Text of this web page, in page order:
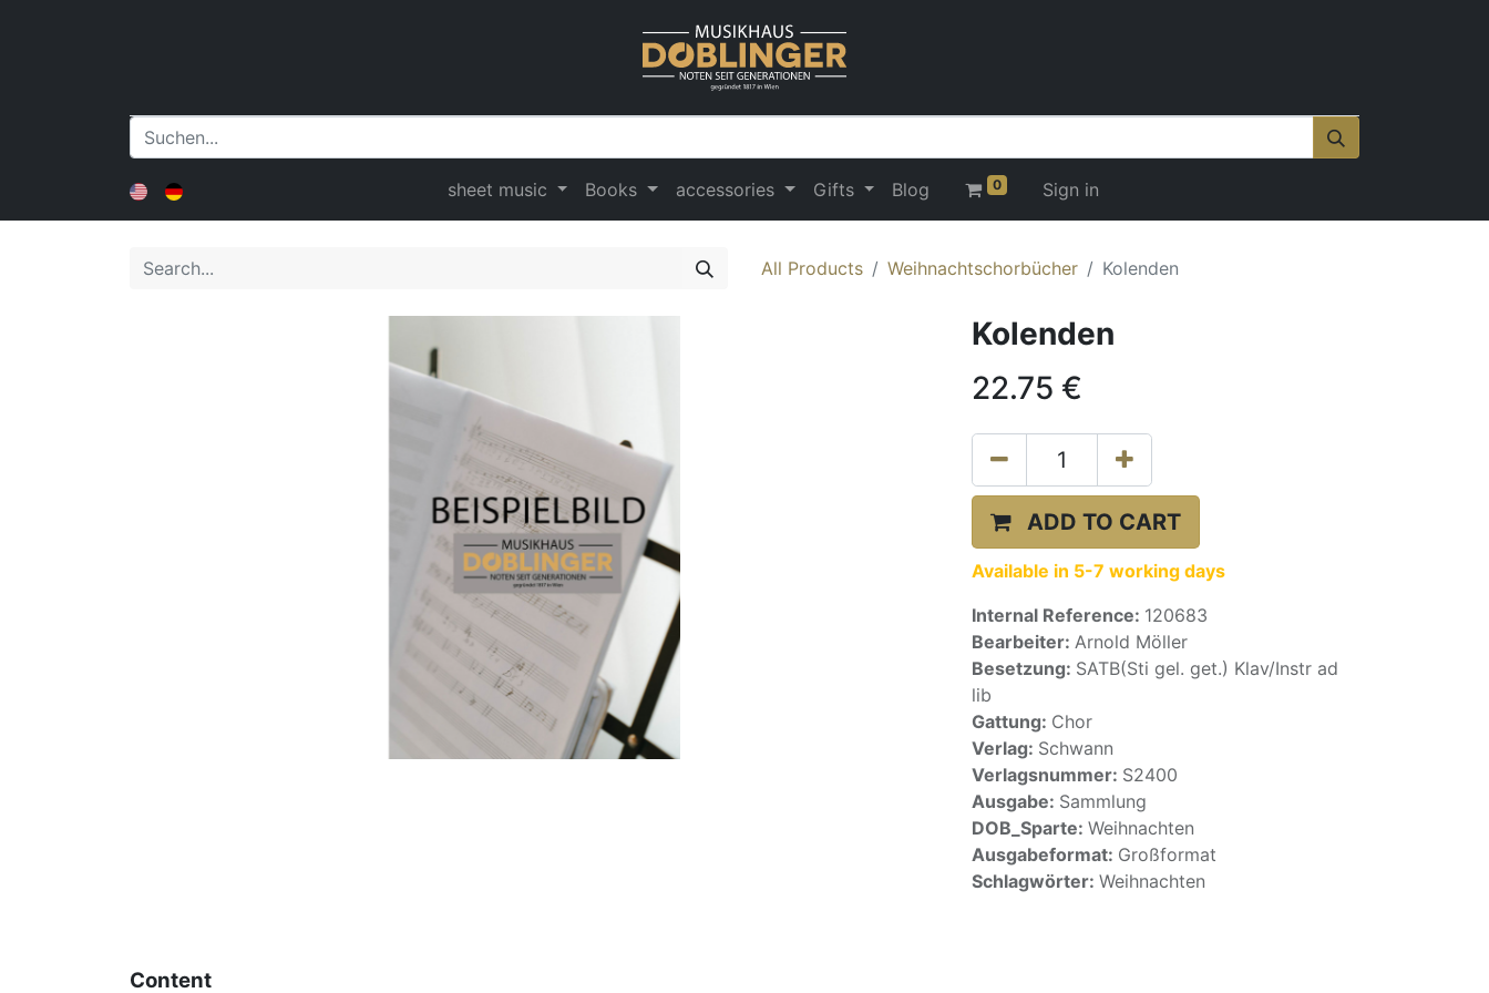
sheet music Books accessories Gifts Blog 0 Sign in
All Products Weihnachtschorbücher Kolenden
Kolenden
22.75 €
ADD TO CART
Available in 5-7 working days
Internal Reference: 120683
Bearbeiter: Arnold Möller
Besetzung: SATB(Sti gel. get.) Klav/Instr ad
lib
Gattung: Chor
Verlag: Schwann
Verlagsnummer: S2400
Ausgabe: Sammlung
DOB_Sparte: Weihnachten
Ausgabeformat: Großformat
Schlagwörter: Weihnachten
Content